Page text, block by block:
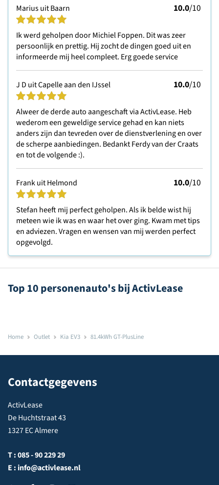
Marius uit Baarn 10.0/10
Ik werd geholpen door Michiel Foppen. Dit was zeer
persoonlijk en prettig. Hij zocht de dingen goed uit en
informeerde mij heel compleet. Erg goede service
J D uit Capelle aan den IJssel 10.0/10
Alweer de derde auto aangeschaft via ActivLease. Heb
wederom een geweldige service gehad en kan niets
anders zijn dan tevreden over de dienstverlening en over
de scherpe aanbiedingen. Bedankt Ferdy van der Craats
en tot de volgende :).
Frank uit Helmond 10.0/10
Stefan heeft mij perfect geholpen. Als ik belde wist hij
meteen wie ik was en waar het over ging. Kwam met tips
en adviezen. Vragen en wensen van mij werden perfect
opgevolgd.
Top 10 personenauto's bij ActivLease
Home Outlet Kia EV3 81.4kWh GT-PlusLine
Contactgegevens
ActivLease
De Huchtstraat 43
1327 EC Almere
T :085 - 90 229 29
E : info@activlease.nl